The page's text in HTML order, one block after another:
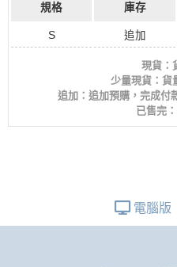
規格 庫存
S 追加
現貨：
少量現貨：貨
追加：追加預購，完成付
已售完
電腦版